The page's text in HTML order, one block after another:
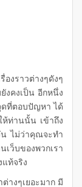
งราวต่างๆดังๆ
งคงเป็น อีกหนึ่ง
ดที่ตอบปัญหา ได้
ท่านนั้น เข้าถึง
ไม่ว่าคุณจะทำ
ว็บของพวกเรา
ท้จริง
างๆเยอะมาก มี